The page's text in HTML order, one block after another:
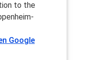
to the
Google